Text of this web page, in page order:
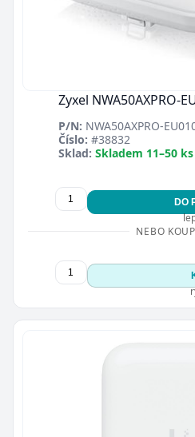
Zyxel NWA50AXPRO-
P/N: NWA50AXPRO-
Číslo: #38832
Sklad: Skladem 11–50 ks
DO
NEBO